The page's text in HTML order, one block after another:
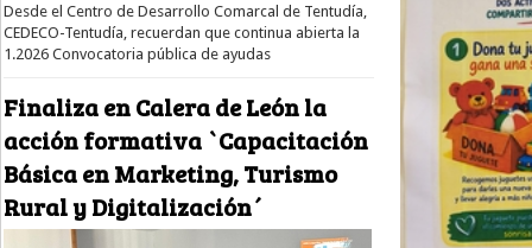
Desde el Centro de Desarrollo Comarcal de Tentudía,
CEDECO-Tentudía, recuerdan que continua abierta la
1.2026 Convocatoria pública de ayudas
Finaliza en Calera de León la
acción formativa `Capacitación
Básica en Marketing, Turismo
Rural y Digitalización´